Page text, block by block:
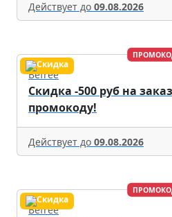
Действует до 09.08.2026
Befree
Скидка -500 руб на
промокоду!
Действует до 09.08.2026
Befree